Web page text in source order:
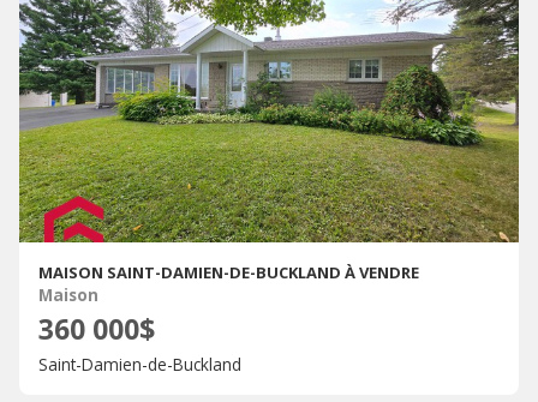
MAISON SAINT-DAMIEN-DE-BUCKLAND À VENDRE
Maison
360 000$
Saint-Damien-de-Buckland